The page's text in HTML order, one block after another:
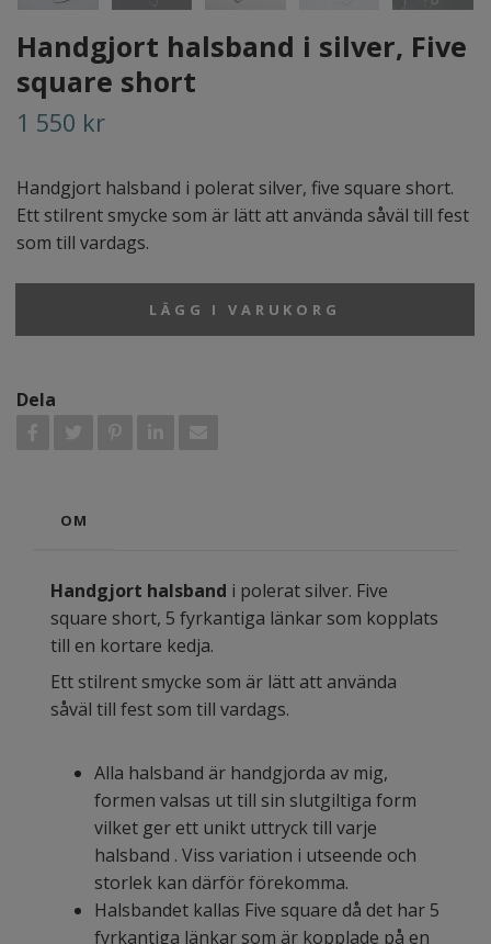
Handgjort halsband i silver, Five
square short
1 550 kr
Handgjort halsband i polerat silver, five square short.
Ett stilrent smycke som är lätt att använda såväl till fest
som till vardags.
LÄGG I VARUKORG
Dela
OM
Handgjort halsband i polerat silver. Five
square short, 5 fyrkantiga länkar som kopplats
till en kortare kedja.
Ett stilrent smycke som är lätt att använda
såväl till fest som till vardags.
Alla halsband är handgjorda av mig,
formen valsas ut till sin slutgiltiga form
vilket ger ett unikt uttryck till varje
halsband . Viss variation i utseende och
storlek kan därför förekomma.
Halsbandet kallas Five square då det har 5
fyrkantiga länkar som är kopplade på en